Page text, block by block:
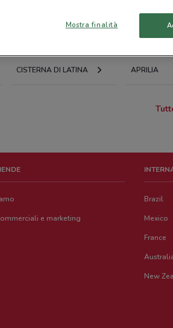
FIUMICINO
CISTERNA DI LATINA APRILIA
e marketing
Brazil
Mexico
France
New
Mostra finalità